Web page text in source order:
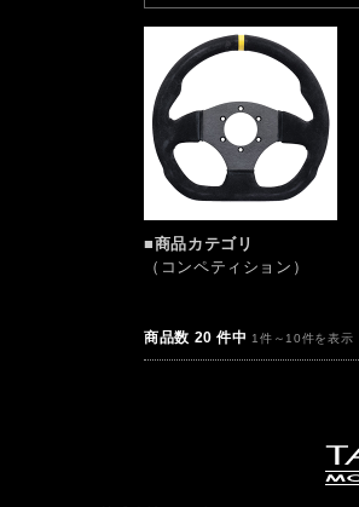
■商品カテゴリ
（コンペティション）
商品数 20 件中 1件～10件を表示